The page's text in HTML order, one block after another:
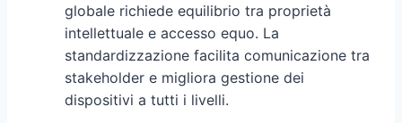
globale richiede equilibrio tra proprietà
intellettuale e accesso equo. La
standardizzazione facilita comunicazione tra
stakeholder e migliora gestione dei
dispositivi a tutti i livelli.